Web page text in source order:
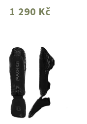
1 290 Kč